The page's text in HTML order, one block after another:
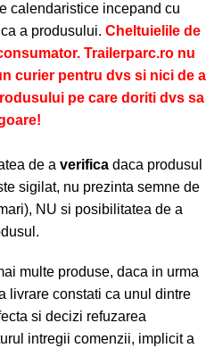
calendaristice incepand cu
a produsului. Cheltuielile de
Trailerparc.ro nu
curier pentru dvs si nici de a
pe care doriti dvs sa
de a verifica daca produsul
sigilat, nu prezinta semne de
NU si posibilitatea de a
multe produse, daca in urma
livrare constati ca unul dintre
si decizi refuzarea
intregii comenzii, implicit a